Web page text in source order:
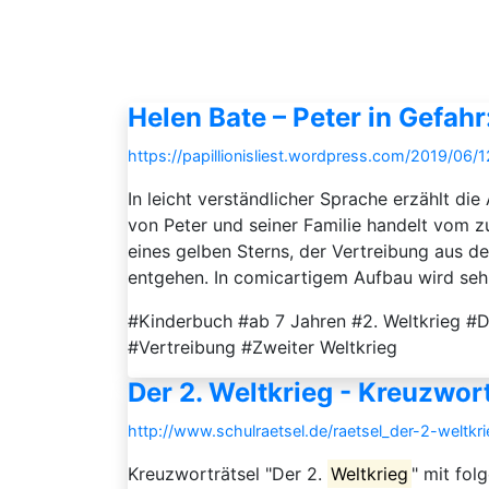
Helen Bate – Peter in
https://papillionisliest.wordpress.com/2019/
In leicht verständlicher Sprache erzählt
von Peter und seiner Familie handelt vom
eines gelben Sterns, der Vertreibung aus
entgehen. In comicartigem Aufbau wird
#Kinderbuch #ab 7 Jahren #2. Weltkrieg
#Vertreibung #Zweiter Weltkrieg
Der 2. Weltkrieg -
http://www.schulraetsel.de/raetsel_der-2-
Kreuzworträtsel "Der 2. Weltkrieg " mit